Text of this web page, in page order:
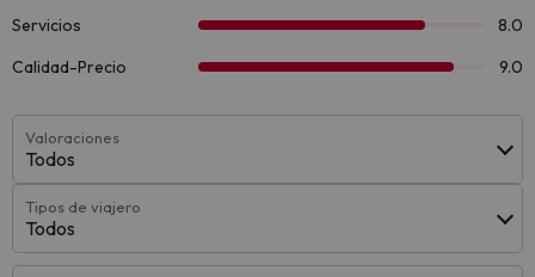
Valoraciones
Todos
Tipos de viajero
Todos